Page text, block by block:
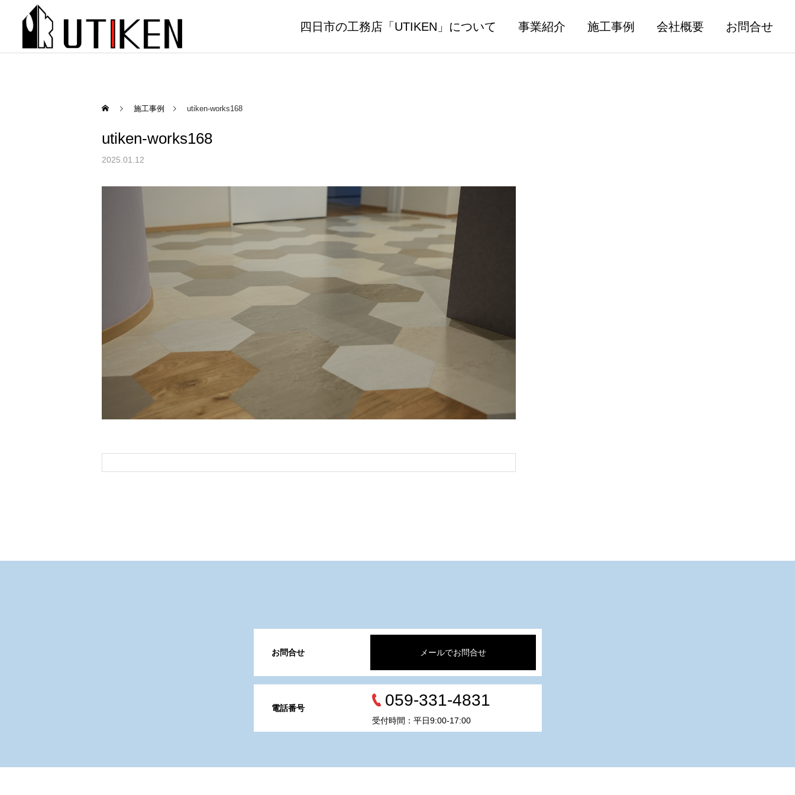
四日市の工務店「UTIKEN」について 事業紹介 施工事例 会社概要 お問合せ
施工事例 utiken-works168
utiken-works168
2025.01.12
お問合せ メールでお問合せ
電話番号 059-331-4831
受付時間：平日9:00-17:00